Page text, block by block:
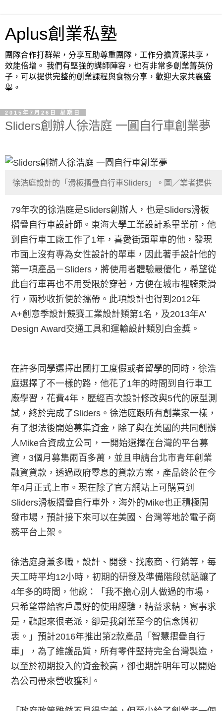
Aplus創業私塾
團隊合作打群架，分享互助尊重團隊，工作分擔資源共享，
效能倍增。 我們有堅強的講師陣容，也有非常多創業菁英份
子，可以提供完整的創業課程與食物分享，歡迎大家共襄盛
舉。
2015年7月26日 星期日
Sliders創辦人徐浩庭 一圓自行車創業夢
徐浩庭設計的「滑板摺疊自行車Sliders」。圖／業者提供
79年次的徐浩庭是Sliders創辦人，也是Sliders滑板
摺疊自行車設計師。東海大學工業設計系畢業前，他
到自行車工廠工作了1年，喜愛街頭單車的他，發現
市面上沒有專為女性設計的單車，因此著手設計他的
第一項產品－Sliders，將使用者體驗最優化，希望從
此自行車再也不用受限於穿著，方便在城市裡騎乘滑
行，兩秒收折便於攜帶。此項設計也得到2012年
A+創意季設計競賽工業設計類第1名，及2013年A'
Design Award交通工具和運輸設計類別白金獎。
在許多同學選擇出國打工度假或者留學的同時，徐浩
庭選擇了不一樣的路，他花了1年的時間到自行車工
廠學習，花費4年，歷經百次設計修改與5代的原型測
試，終於完成了Sliders。徐浩庭跟所有創業家一樣，
有了想法後開始募集資金，除了與在美國的共同創辦
人Mike合資成立公司，一開始選擇在台灣的平台募
資，3個月募集兩百多萬，並且申請台北市青年創業
融資貸款，透過政府零息的貸款方案，產品終於在今
年4月正式上市。現在除了官方網站上可購買到
Sliders滑板摺疊自行車外，海外的Mike也正積極開
發市場，預計接下來可以在美國、台灣等地於電子商
務平台上架。
徐浩庭身兼多職，設計、開發、找廠商、行銷等，每
天工時平均12小時，初期的研發及準備階段就醞釀了
4年多的時間，他說：「我不擔心別人做過的市場，
只希望帶給客戶最好的使用經驗，精益求精，實事求
是，聽起來很老派，卻是我創業至今的信念與初
衷。」預計2016年推出第2款產品「智慧摺疊自行
車」，為了維護品質，所有零件堅持完全台灣製造，
以至於初期投入的資金較高，卻也期許明年可以開始
為公司帶來營收獲利。